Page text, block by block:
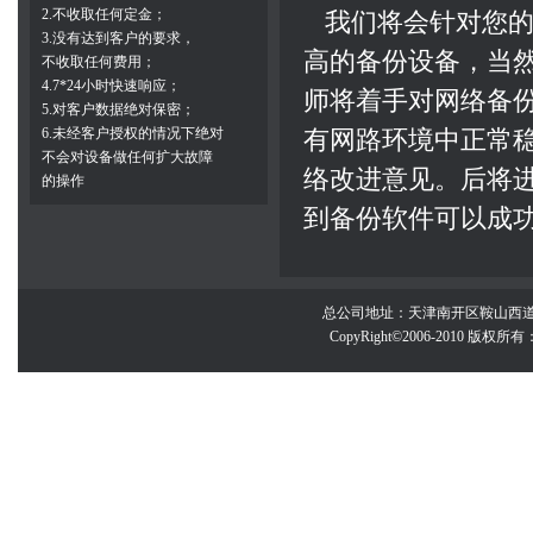
2.不收取任何定金；
3.没有达到客户的要求，
不收取任何费用；
4.7*24小时快速响应；
5.对客户数据绝对保密；
6.未经客户授权的情况下绝对
不会对设备做任何扩大故障
的操作
我们将会针对您
高的备份设备，当
师将着手对网络备
有网路环境中正常
络改进意见。后将
到备份软件可以成
总公司地址：天津南开区鞍山西
CopyRight©2006-2010 版权所